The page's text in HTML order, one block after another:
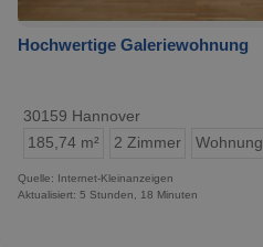
Hochwertige Galeriewohnung
30159 Hannover
185,74 m²
2 Zimmer Wohnung
Quelle: Internet-Kleinanzeigen
Aktualisiert: 5 Stunden, 18 Minuten